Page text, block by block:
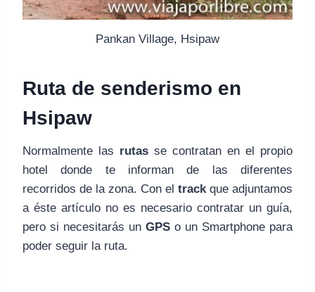
Pankan Village, Hsipaw
Ruta de senderismo en
Hsipaw
Normalmente las rutas se contratan en el propio
hotel donde te informan de las diferentes
recorridos de la zona. Con el track que adjuntamos
a éste artículo no es necesario contratar un guía,
pero si necesitarás un GPS o un Smartphone para
poder seguir la ruta.